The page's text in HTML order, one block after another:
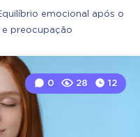
emocional após o
e preocupação
0 28 12